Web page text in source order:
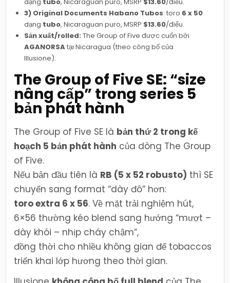
dạng tubo, Nicaraguan puro, MSRP $13.60/điếu.
3) Original Documents Habano Tubos: toro 6 x 50
dạng tubo, Nicaraguan puro, MSRP $13.60/điếu.
Sản xuất/rolled: The Group of Five được cuốn bởi
AGANORSAtại Nicaragua (theo công bố của
Illusione).
The Group of Five SE: “size
nâng cấp” trong series 5
bản phát hành
The Group of Five SE là bản thứ 2 trong kế
hoạch 5 bản phát hành của dòng The Group
of Five.
Nếu bản đầu tiên là RB (5 x 52 robusto) thì SE
chuyển sang format “dày đô” hơn:
toro extra 6 x 56. Về mặt trải nghiệm hút,
6×56 thường kéo blend sang hướng “mượt –
dày khói – nhịp cháy chậm”,
đồng thời cho nhiều không gian để tobaccos
triển khai lớp hương theo thời gian.